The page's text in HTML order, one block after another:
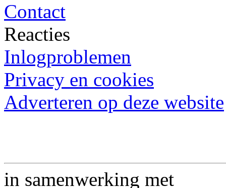
Contact
Reacties
Inlogproblemen
Privacy en cookies
Adverteren op deze website
in samenwerking met